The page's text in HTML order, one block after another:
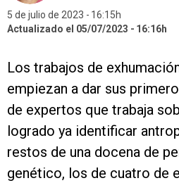
5 de julio de 2023
16:15h
Actualizado el 05/07/2023
16:16h
Los trabajos de
empiezan a dar sus
de expertos que trabaja
logrado ya identificar
restos de una docena de
genético, los de cuatro de